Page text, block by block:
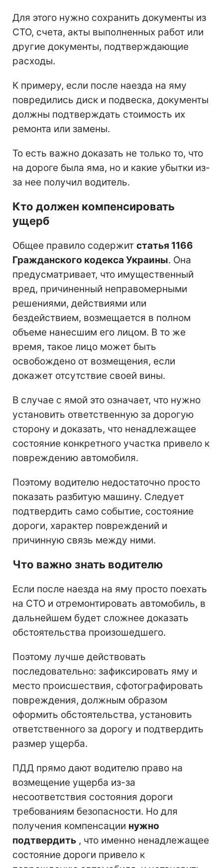
Для этого нужно сохранить документы из
СТО, счета, акты выполненных работ или
другие документы, подтверждающие
расходы.
К примеру, если после наезда на яму
повредились диск и подвеска, документы
должны подтверждать стоимость их
ремонта или замены.
То есть важно доказать не только то, что
на дороге была яма, но и какие убытки из-
за нее получил водитель.
Кто должен компенсировать
ущерб
Общее правило содержит статья 1166
Гражданского кодекса Украины. Она
предусматривает, что имущественный
вред, причиненный неправомерными
решениями, действиями или
бездействием, возмещается в полном
объеме нанесшим его лицом. В то же
время, такое лицо может быть
освобождено от возмещения, если
докажет отсутствие своей вины.
В случае с ямой это означает, что нужно
установить ответственную за дорогую
сторону и доказать, что ненадлежащее
состояние конкретного участка привело к
повреждению автомобиля.
Поэтому водителю недостаточно просто
показать разбитую машину. Следует
подтвердить само событие, состояние
дороги, характер повреждений и
причинную связь между ними.
Что важно знать водителю
Если после наезда на яму просто поехать
на СТО и отремонтировать автомобиль, в
дальнейшем будет сложнее доказать
обстоятельства произошедшего.
Поэтому лучше действовать
последовательно: зафиксировать яму и
место происшествия, сфотографировать
повреждения, должным образом
оформить обстоятельства, установить
ответственного за дорогу и подтвердить
размер ущерба.
ПДД прямо дают водителю право на
возмещение ущерба из-за
несоответствия состояния дороги
требованиям безопасности. Но для
получения компенсации нужно
подтвердить , что именно ненадлежащее
состояние дороги привело к